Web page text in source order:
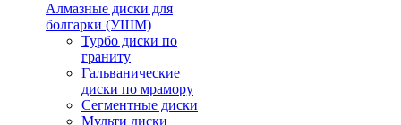
Алмазные диски для
болгарки (УШМ)
Турбо диски по
граниту
Гальванические
диски по мрамору
Сегментные диски
Мульти диски